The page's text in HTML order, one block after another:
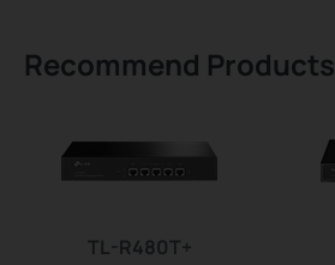
Recommend Products
TL-R480T+